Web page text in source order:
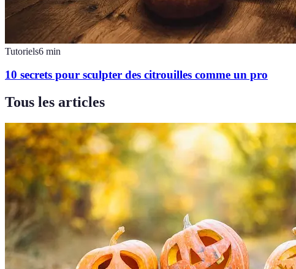
Tutoriels6 min
10 secrets pour sculpter des citrouilles comme un pro
Tous les articles